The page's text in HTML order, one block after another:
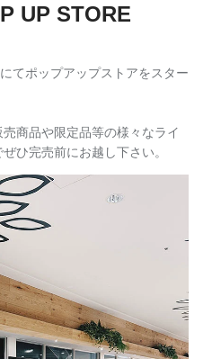
UP STORE
てポップアップストアをスター
商品や限定品等の様々なライ
ひ完売前にお越し下さい。